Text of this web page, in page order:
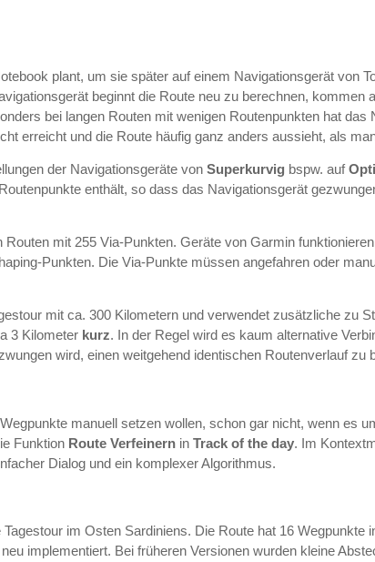
plant, um sie später auf einem Navigationsgerät von
beginnt die Route neu zu berechnen, kommen
bei langen Routen mit wenigen Routenpunkten hat
erreicht und die Route häufig ganz anders aussieht, als
der Navigationsgeräte vonSuperkurvig bspw. auf
enthält, so dass das Navigationsgerät
Routen mit 255 Via-Punkten. Geräte von Garmin
Punkten. Die Via-Punkte müssen angefahren oder
mit ca. 300 Kilometern und verwendet zusätzliche zu
3 Kilometer kurz. In der Regel wird es kaum alternative
wird, einen weitgehend identischen Routenverlauf zu
manuell setzen wollen, schon gar nicht, wenn es
Funktion Route Verfeinern inTrack of the day. Im
Dialog und ein komplexer Algorithmus.
im Osten Sardiniens. Die Route hat 16 Wegpunkte
implementiert. Bei früheren Versionen wurden kleine